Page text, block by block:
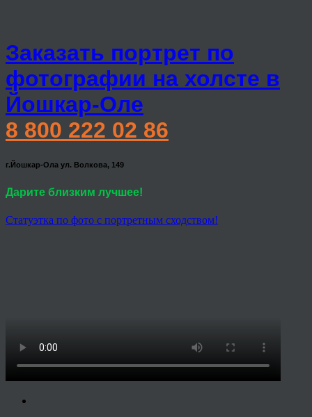
Заказать портрет по
фотографии на холсте в
Йошкар-Оле
8 800 222 02 86
г.Йошкар-Ола ул. Волкова, 149
Дарите близким лучшее!
Статуэтка по фото с портретным сходством!